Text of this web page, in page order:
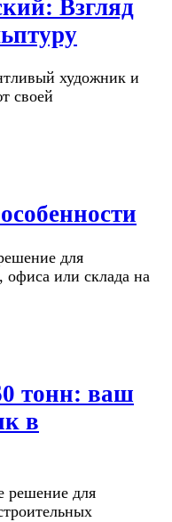
Взгляд
художник и
своей
для
офиса или склада на
тонн: ваш
в
решение для